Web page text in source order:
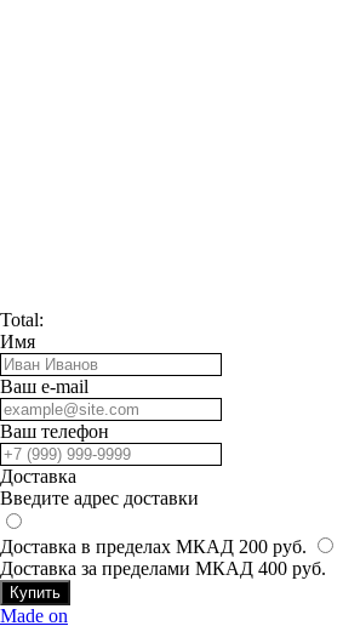
Total:
Имя
Ваш e-mail
Ваш телефон
Доставка
Введите адрес доставки
Доставка в пределах МКАД 200 руб.
Доставка за пределами МКАД 400 руб.
Купить
Made on